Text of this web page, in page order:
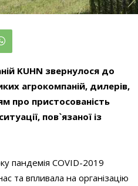
KUHN звернулося до
агрокомпаній, дилерів,
про пристосованість
, пов`язаної із
пандемія COVID-2019
та впливала на організацію